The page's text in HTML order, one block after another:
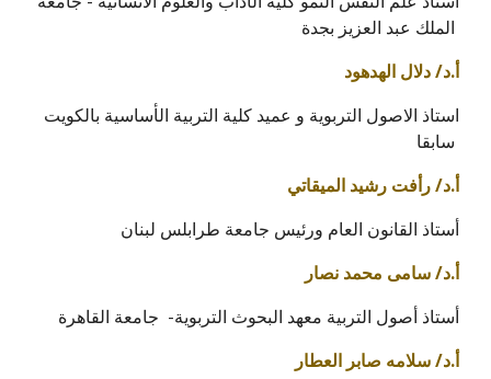
أ.د/ دلال الهدهود
استاذ الاصول التربوية و عميد كلية التربية الأساسية بالكويت
أ.د/ رأفت رشيد الميقاتي
أستاذ القانون العام ورئيس جامعة طرابلس لبنان
أ.د/ سامى محمد نصار
أستاذ أصول التربية معهد البحوث التربوية- جامعة القاهرة
أ.د/ سلامه صابر العطار